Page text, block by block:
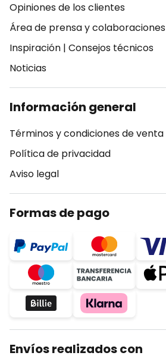
Opiniones de los clientes
Área de prensa y colaboraciones
Inspiración | Consejos técnicos
Noticias
Información general
Términos y condiciones de venta
Política de privacidad
Aviso legal
Formas de pago
Envíos realizados con